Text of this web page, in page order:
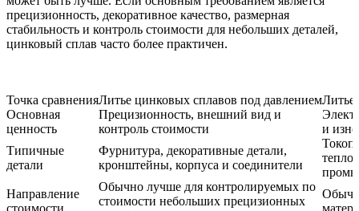
прецизионность, декоративное качество, размерная
стабильность и контроль стоимости для небольших деталей,
цинковый сплав часто более практичен.
Точка сравненияЛитье цинковых сплавов под давлениемЛитье
Основная
ценность
Прецизионность, внешний вид и
контроль стоимости
и
Типичные
детали
Фурнитура, декоративные детали,
кронштейны, корпуса и соединители
Направление
Обычно лучше для контролируемых по
стоимости небольших прецизионных